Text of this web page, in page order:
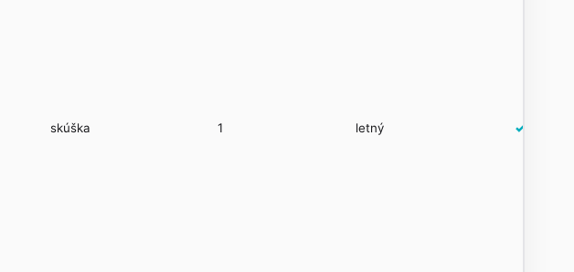
skúška 1 letný ✓